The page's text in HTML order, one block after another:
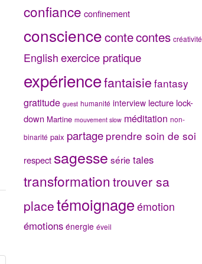
confiance confinement
consciencecontecontes créativité
English exercice pratique
expériencefantaisie fantasy
gratitude guest humanité interview lecture lock-
down Martine mouvement slow méditation non-
binarité paix partage prendre soin de soi
respect sagesse série tales
transformation trouver sa
placetémoignage émotion
émotions énergie éveil